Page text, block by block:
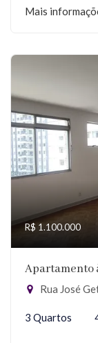
Mais
R$ 1.100.000
Apartamento
Rua José
3 Quartos